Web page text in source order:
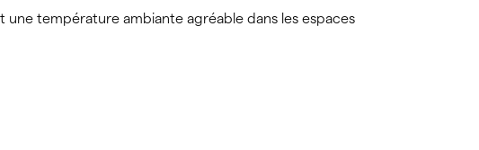
une température ambiante agréable dans les espaces